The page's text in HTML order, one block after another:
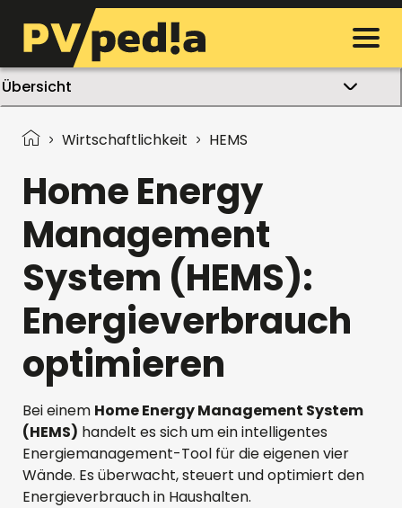
Wirtschaftlichkeit HEMS
Home Energy
Management
System (HEMS):
Energieverbrauch
optimieren
Bei einem Home Energy Management System
(HEMS) handelt es sich um ein intelligentes
Energiemanagement-Tool für die eigenen vier
Wände. Es überwacht, steuert und optimiert den
Energieverbrauch in Haushalten.
Übersicht